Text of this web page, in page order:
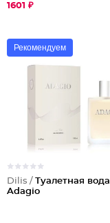
1601 ₽
Рекомендуем
Dilis / Туалетная вода
Adagio